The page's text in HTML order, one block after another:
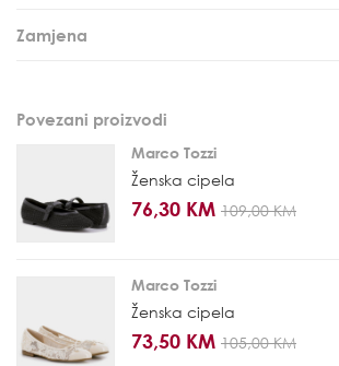
Zamjena
Povezani proizvodi
Marco Tozzi
Ženska cipela
76,30 KM 109,00 KM
Marco Tozzi
Ženska cipela
73,50 KM 105,00 KM